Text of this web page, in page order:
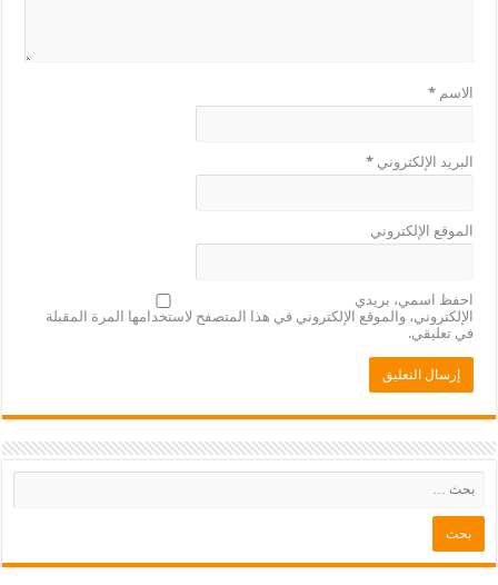
الاسم*
البريد الإلكتروني*
الموقع الإلكتروني
احفظ اسمي، بريدي
الإلكتروني، والموقع الإلكتروني في هذا المتصفح لاستخدامها المرة المقبلة
في تعليقي.